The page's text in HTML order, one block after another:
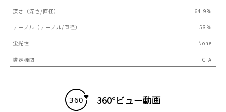
深さ（深さ/直径） 64.9%
テーブル（テーブル/直径） 58％
蛍光性 None
鑑定機関 GIA
360°ビュー動画